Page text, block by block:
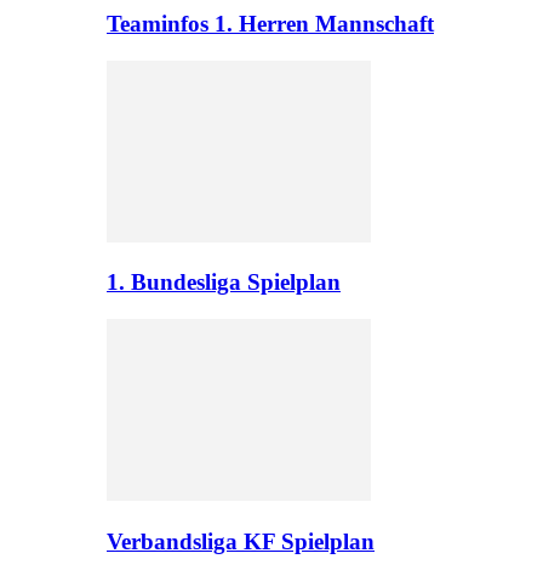
Teaminfos 1. Herren Mannschaft
1. Bundesliga Spielplan
Verbandsliga KF Spielplan